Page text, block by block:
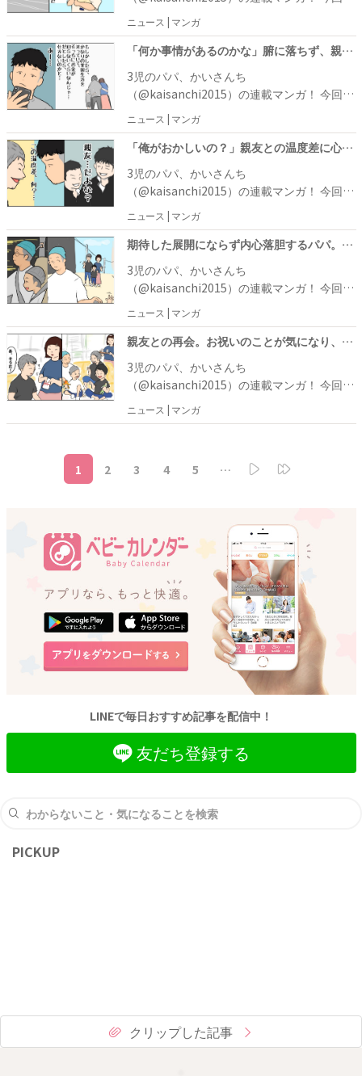
上ではやり取りが続いていました。
つしかかいさんちも結婚して家族を持つよう
に……。 その後、出産や住宅の購入など節目
を迎え、たくさんの人たちからお祝いをいた
だいたのですが、親友からお祝いをしてもら
うことはありませんでした。そのことに気付
くと若干モヤッとしたものの、親友とはSNS
上ではやり取りが続いていました。
は、かいさんちの体験談です。まだ独身のこ
ろ、高校時代の親友から出産報告を受けたか
いさんちは、親友という特別な関係というこ
ともあり、奮発して6万円のお祝い金を渡し
てお祝いをしました。それから時は流れ、い
つしかかいさんちも結婚して家族を持つよう
に……。 その後、出産や住宅の購入など節目
を迎え、たくさんの人たちからお祝いをいた
だいたのですが、親友からお祝いをしてもら
うことはありませんでした。
ニュース | マンガ
「何か事情があるのかな」腑に落ちず、親友のSNSを開くと？ #お金じゃないけどお金なんじゃない？ 9
3児のパパ、かいさんち
（@kaisanchi2015）の連載マンガ！ 今回
は、かいさんちの体験談です。まだ独身のこ
ろ、高校時代の親友から出産報告を受けたか
いさんちは、親友という特別な関係というこ
ともあり、奮発して6万円のお祝い金を渡し
てお祝いをしました。それから時は流れ、い
つしかかいさんちも結婚して家族を持つよう
に……。 その後、出産や住宅の購入など節目
を迎え、たくさんの人たちからお祝いをいた
だいたのですが、親友からお祝いをしてもら
うことはありませんでした。
ニュース | マンガ
「俺がおかしいの？」親友との温度差に心のモヤモヤが止まらず #お金じゃないけどお金なんじゃない？ 8
3児のパパ、かいさんち
（@kaisanchi2015）の連載マンガ！ 今回
は、かいさんちの体験談です。まだ独身のこ
ろ、ある日、高校時代の親友から出産報告を
受けたかいさんち。親友の出産報告というこ
とで、自分事のようにうれしく温かい気持ち
になったかいさんちは、お祝いの場を設ける
ことに。「出産祝いとして、いくら包もむべ
きかなのか」と悩んだものの、親友という特
別な関係ということもあり、奮発して6万円
のお祝い金を渡しました。 それから時は流
れ、いつしかかいさんちも結婚して家族を持
つように……。さらに、出産や住宅の購入な
どの節目を迎える度に、たくさんの人たちか
らお祝いをいただき、祝福されたのでした。
ニュース | マンガ
期待した展開にならず内心落胆するパパ。帰り道に思ったことは？ #お金じゃないけどお金なんじゃない？ 7
3児のパパ、かいさんち
（@kaisanchi2015）の連載マンガ！ 今回
は、かいさんちの体験談です。まだ独身のこ
ろ、ある日、高校時代の親友から出産報告を
受けたかいさんち。親友の出産報告というこ
とで、自分事のようにうれしく温かい気持ち
になったかいさんちは、お祝いの場を設ける
ことに。「出産祝いとして、いくら包もむべ
きかなのか」と悩んだものの、親友という特
れ、いつしかかいさんちも結婚して家族を持
ニュース | マンガ
親友との再会。お祝いのことが気になり、ソワソワしていると！？ #お金じゃないけどお金なんじゃない？ 6
3児のパパ、かいさんち
（@kaisanchi2015）の連載マンガ！ 今回
は、かいさんちの体験談です。まだ独身のこ
ろ、ある日、高校時代の親友から出産報告を
になったかいさんちは、お祝いの場を設ける
きかなのか」と悩んだものの、親友という特
別な関係ということもあり、奮発して6万円
のお祝い金を渡しました。 それから時は流
れ、いつしかかいさんちも結婚して家族を持
つように……。さらに、出産や住宅の購入な
どの節目を迎える度に、たくさんの人たちか
らお祝いをいただき、祝福されたのでした。
ニュース | マンガ
1 2 3 4 5 …
LINEで毎日おすすめ記事を配信中！
友だち登録する
PICKUP
クリップした記事